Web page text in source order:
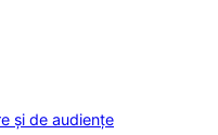
și de audiențe